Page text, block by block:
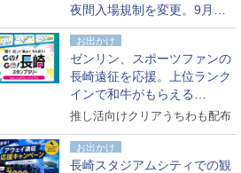
夜間入場規制を変更。9月か
ら18時50分～20時ごろに
お出かけ
ゼンリン、スポーツファンの
長崎遠征を応援。上位ランク
インで和牛がもらえる
「GO！GO！長崎スタンプラ
推し活向けクリアうちわも配布
お出かけ
長崎スタジアムシティでの観